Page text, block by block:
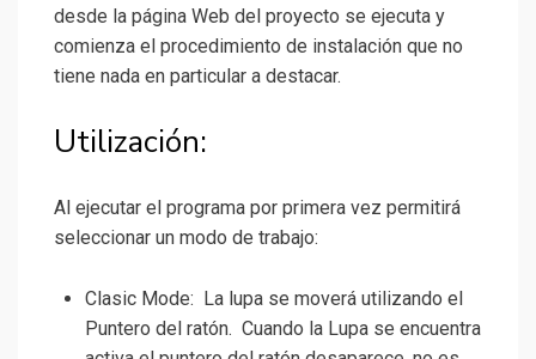
desde la página Web del proyecto se ejecuta y
comienza el procedimiento de instalación que no
tiene nada en particular a destacar.
Utilización:
Al ejecutar el programa por primera vez permitirá
seleccionar un modo de trabajo:
Clasic Mode: La lupa se moverá utilizando el
Puntero del ratón. Cuando la Lupa se encuentra